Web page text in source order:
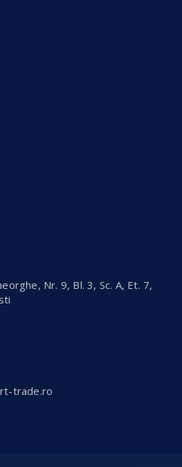
Nr. 9, Bl. 3, Sc. A, Et. 7,
trade.ro